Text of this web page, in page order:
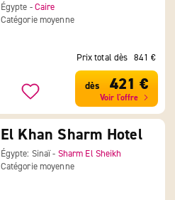
Égypte -Caire
Catégorie moyenne
Prix total dès 841 €
dès 421 €
Voir l'offre
El Khan Sharm Hotel
Égypte: Sinaï - Sharm El Sheikh
Catégorie moyenne